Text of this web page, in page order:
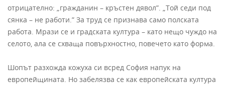
отрицателно: „гражданин – кръстен дявол”. „Той седи под
сянка – не работи.” За труд се признава само полската
работа. Мрази се и градската култура – като нещо чуждо на
селото, ала се схваща повърхностно, повечето като форма.
Шопът разхожда кожуха си всред София напук на
европейщината. Но забелязва се как европейската култура